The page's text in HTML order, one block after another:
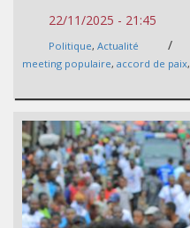
22/11/2025 - 21:45
Politique, Actualité /
meeting populaire, accord de paix,